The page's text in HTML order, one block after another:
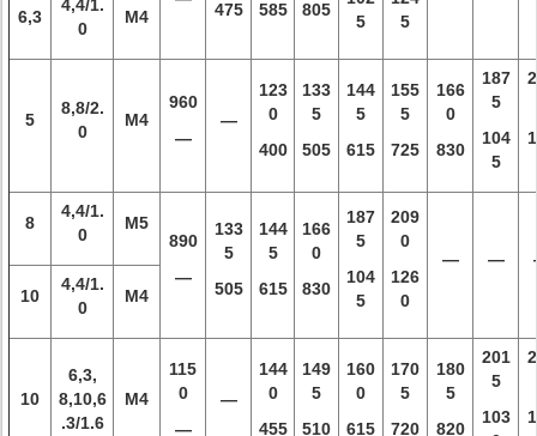
475
585
805
5
5
6,3
4,4/1.
0
M4
5
8,8/2.
0
M4
960
—
—
123
0
400
133
5
505
144
5
615
155
5
725
166
0
830
187
5
104
5
8
4,4/1.
0
M5
890
—
133
5
505
144
5
615
166
0
830
187
5
104
5
209
0
126
0
— —
10
4,4/1.
0
M4
10
6,3,
8,10,6
.3/1.6
M4
115
0
—
—
144
0
455
149
5
510
160
0
615
170
5
720
180
5
820
201
5
103